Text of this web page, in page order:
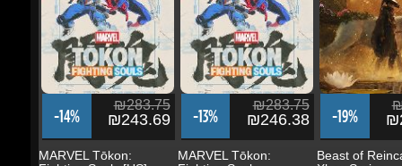
-14%
₪283.75
₪243.69
MARVEL Tōkon:
Fighting Souls [US]
הוסף לסל
-13%
₪283.75
₪246.38
MARVEL Tōkon:
Fighting Souls
הוסף לסל
-19%
Beast of
Xbox Series...
הוסף לסל